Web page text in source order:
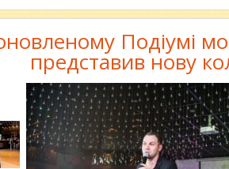
Подіумі
представив нову